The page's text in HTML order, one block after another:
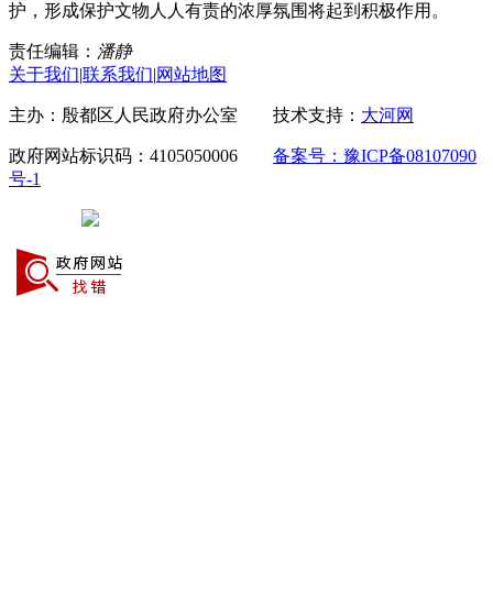
护，形成保护文物人人有责的浓厚氛围将起到积极作用。
责任编辑： 潘静
关于我们|联系我们|网站地图
主办：殷都区人民政府办公室 技术支持： 大河网
政府网站标识码：4105050006 备案号：豫ICP备08107090
号-1